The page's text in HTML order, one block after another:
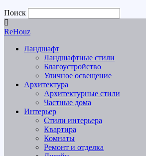
Поиск
ReHouz
Ландшафт
Ландшафтные стили
Благоустройство
Уличное освещение
Архитектура
Архитектурные стили
Частные дома
Интерьер
Стили интерьера
Квартира
Комнаты
Ремонт и отделка